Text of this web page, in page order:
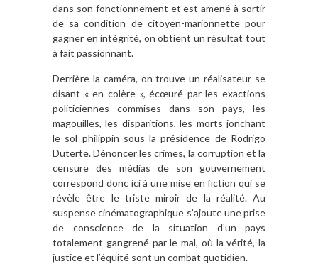
dans son fonctionnement et est amené à sortir
de sa condition de citoyen-marionnette pour
gagner en intégrité, on obtient un résultat tout
à fait passionnant.
Derrière la caméra, on trouve un réalisateur se
disant « en colère », écœuré par les exactions
politiciennes commises dans son pays, les
magouilles, les disparitions, les morts jonchant
le sol philippin sous la présidence de Rodrigo
Duterte. Dénoncer les crimes, la corruption et la
censure des médias de son gouvernement
correspond donc ici à une mise en fiction qui se
révèle être le triste miroir de la réalité. Au
suspense cinématographique s’ajoute une prise
de conscience de la situation d’un pays
totalement gangrené par le mal, où la vérité, la
justice et l’équité sont un combat quotidien.